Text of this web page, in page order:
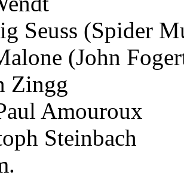
Seuss (Spider
(John
Zingg
Amouroux
Steinbach